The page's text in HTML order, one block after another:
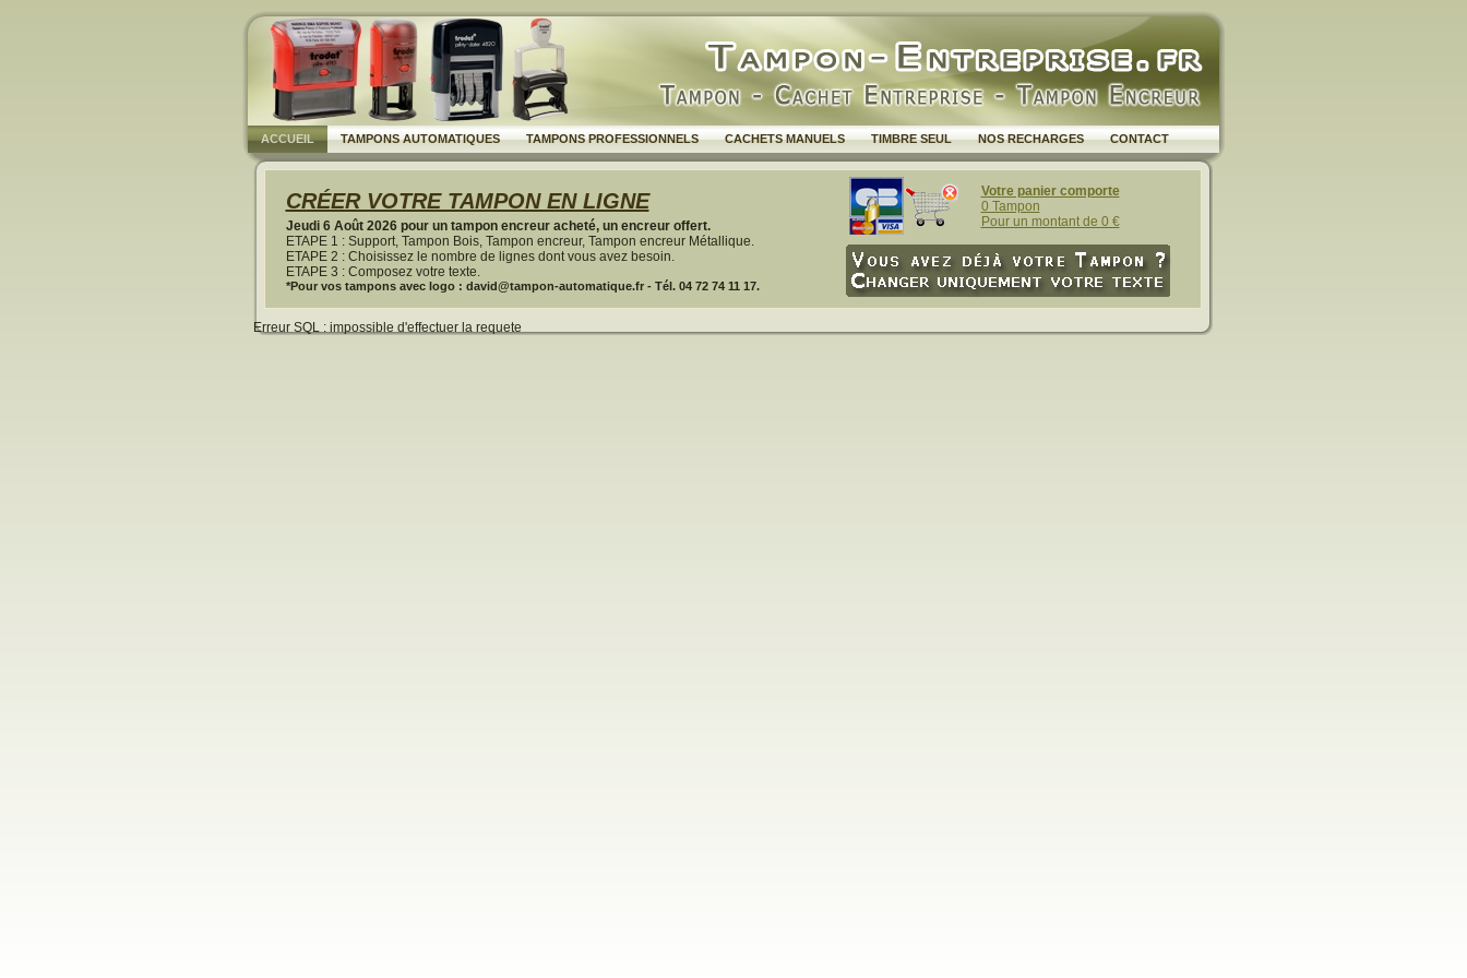
ACCUEIL TAMPONS AUTOMATIQUES TAMPONS PROFESSIONNELS CACHETS MANUELS TIMBRE SEUL NOS RECHARGES CONTACT
CRÉER VOTRE TAMPON EN LIGNE
Jeudi 6 Août 2026 pour un tampon encreur acheté, un encreur offert.
ETAPE 1 : Support, Tampon Bois, Tampon encreur, Tampon encreur Métallique.
ETAPE 2 : Choisissez le nombre de lignes dont vous avez besoin.
ETAPE 3 : Composez votre texte.
*Pour vos tampons avec logo : david@tampon-automatique.fr - Tél. 04 72 74 11 17.
Votre panier comporte
0 Tampon
Pour un montant de 0 €
Erreur SQL : impossible d'effectuer la requete